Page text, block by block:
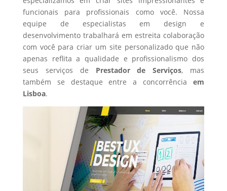
funcionais para profissionais como você. Nossa
equipe de especialistas em design e
desenvolvimento trabalhará em estreita colaboração
com você para criar um site personalizado que não
apenas reflita a qualidade e profissionalismo dos
seus serviços de Prestador de Serviços, mas
também se destaque entre a concorrênciaem
Lisboa.